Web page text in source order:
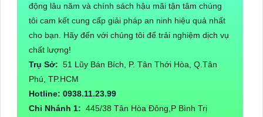
động lâu năm và chính sách hậu mãi tận tâm chúng
tôi cam kết cung cấp giải pháp an ninh hiệu quả nhất
cho bạn. Hãy đến với chúng tôi để trải nghiệm dịch vụ
chất lượng!
Trụ Sở: 51 Lũy Bán Bích, P. Tân Thới Hòa, Q.Tân
Phú, TP.HCM
Hotline: 0938.11.23.99
Chi Nhánh 1: 445/38 Tân Hòa Đông,P Bình Trị